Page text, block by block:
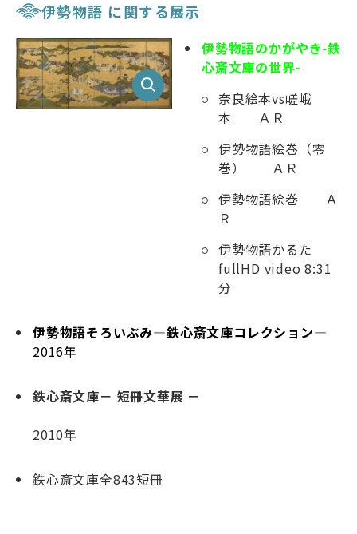
伊勢物語 に関する展示
伊勢物語のかがやき-鉄
心斎文庫の世界-
奈良絵本vs嵯峨
本 ＡＲ
伊勢物語絵巻（零
巻） ＡＲ
伊勢物語絵巻 Ａ
Ｒ
伊勢物語かるた
fullHD video 8:31
分
伊勢物語そろいぶみ―鉄心斎文庫コレクション―
2016年
鉄心斎文庫－ 短冊文華展 －
2010年
鉄心斎文庫全843短冊